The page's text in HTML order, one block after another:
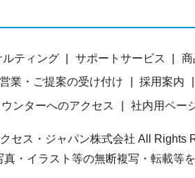
ティング サポートサービス 商
営業・ご提案の受け付け 採用案内
ンターへのアクセス
社内用ペー
セス・ジャパン株式会社 All Rights
真・イラスト等の無断複写・転載等を